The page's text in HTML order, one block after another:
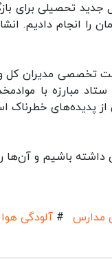
تحصیلی برای
را انجام دادیم.
مدیران کل و
مبارزه با
از پدیده‌های خطرناک
داشته باشیم و
مدارس # آلودگی هوا